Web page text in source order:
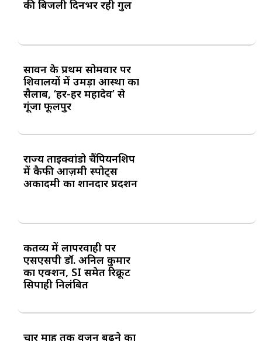
की बिजली दिनभर रही गुल
सावन के प्रथम सोमवार पर
शिवालयों में उमड़ा आस्था का
सैलाब, ‘हर-हर महादेव’ से
गूंजा फूलपुर
राज्य ताइक्वांडो चैंपियनशिप
में कैफी आज़मी स्पोर्ट्स
अकादमी का शानदार प्रदर्शन
कर्तव्य में लापरवाही पर
एसएसपी डॉ. अनिल कुमार
का एक्शन, SI समेत रिक्रूट
सिपाही निलंबित
चार माह तक वजन बढ़ने का